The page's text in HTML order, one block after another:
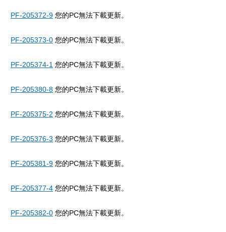
PF-205372-9 您的PC無法下載更新。
PF-205373-0 您的PC無法下載更新。
PF-205374-1 您的PC無法下載更新。
PF-205380-8 您的PC無法下載更新。
PF-205375-2 您的PC無法下載更新。
PF-205376-3 您的PC無法下載更新。
PF-205381-9 您的PC無法下載更新。
PF-205377-4 您的PC無法下載更新。
PF-205382-0 您的PC無法下載更新。